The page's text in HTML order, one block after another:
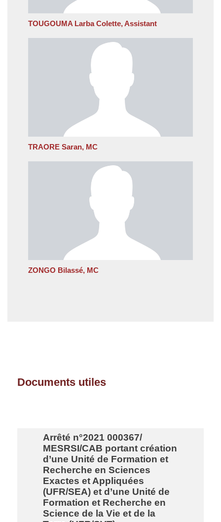
TOUGOUMA Larba Colette, Assistant
TRAORE Saran, MC
ZONGO Bilassé, MC
Documents utiles
Arrêté n°2021 000367/
MESRSI/CAB portant création
d’une Unité de Formation et
Recherche en Sciences
Exactes et Appliquées
(UFR/SEA) et d’une Unité de
Formation et Recherche en
Science de la Vie et de la